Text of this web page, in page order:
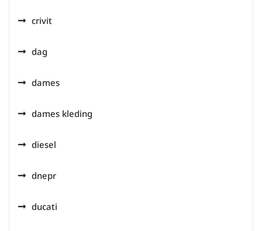
crivit
dag
dames
dames kleding
diesel
dnepr
ducati